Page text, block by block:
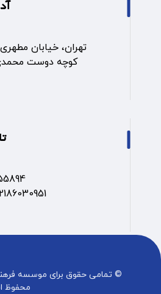
تهران، خیابان
کوچه دوست محمدی، پلاک
09101932114
© تمامی حقوق برای موسسه
محفوظ